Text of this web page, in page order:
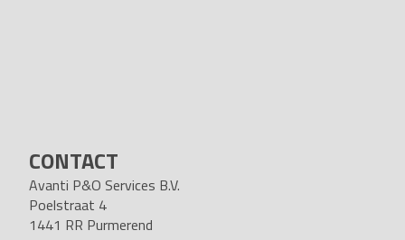
CONTACT
Avanti P&O Services B.V.
Poelstraat 4
1441 RR Purmerend